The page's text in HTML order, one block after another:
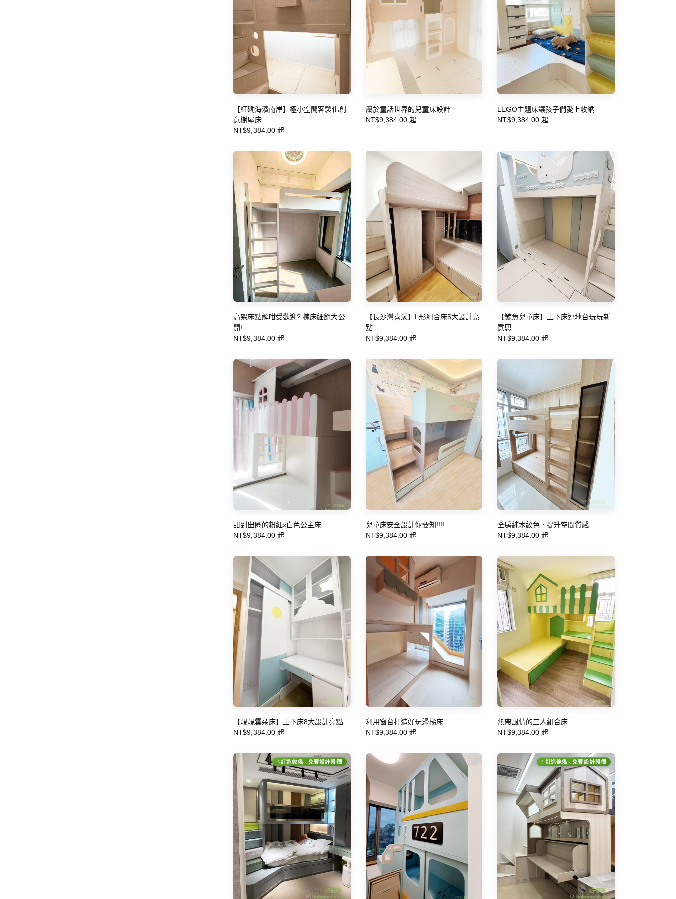
【紅磡海濱南岸】極小空間客製化創
意樹屋床
NT$9,384.00 起
屬於童話世界的兒童床設計
NT$9,384.00 起
LEGO主題床讓孩子們愛上收納
NT$9,384.00 起
高架床點解咁受歡迎? 揀床細節大公
開!
NT$9,384.00 起
【長沙灣喜漾】L形組合床5大設計亮
點
NT$9,384.00 起
【鯨魚兒童床】上下床連地台玩玩新
意思
NT$9,384.00 起
甜到出圈的粉紅x白色公主床
NT$9,384.00 起
兒童床安全設計你要知!!!!
NT$9,384.00 起
全房純木紋色．提升空間質感
NT$9,384.00 起
【靚靚雲朵床】上下床8大設計亮點
NT$9,384.00 起
利用窗台打造好玩滑梯床
NT$9,384.00 起
熱帶風情的三人組合床
NT$9,384.00 起
訂造傢俬 - 免費設計報價 訂造傢俬 - 免費設計報價